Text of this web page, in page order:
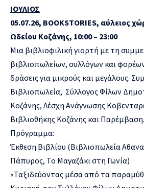
ΙΟΥΛΙΟΣ
05.07.26, BOOKSTORIES, αύλειος
Ωδείου Κοζάνης, 10:00 – 23:00
Μια βιβλιοφιλική γιορτή με τη
βιβλιοπωλείων, συλλόγων και
δράσεις για μικρούς και μεγάλους.
Βιβλιοπωλεία, Σύλλογος Φίλων
Κοζάνης, Λέσχη Ανάγνωσης
Βιβλιοθήκης Κοζάνης και Παρέμβαση.
Πρόγραμμα:
Έκθεση Βιβλίου (Βιβλιοπωλεία
Πάπυρος, Το Μαγαζάκι στη Γωνία)
«Ταξιδεύοντας μέσα από τα